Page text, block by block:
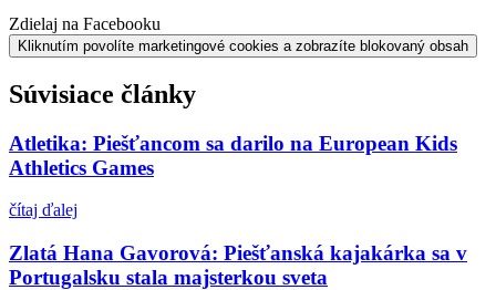
Zdielaj na Facebooku
Kliknutím povolíte marketingové cookies a zobrazíte blokovaný obsah
Súvisiace články
Atletika: Piešťancom sa darilo na European Kids
Athletics Games
čítaj ďalej
Zlatá Hana Gavorová: Piešťanská kajakárka sa v
Portugalsku stala majsterkou sveta